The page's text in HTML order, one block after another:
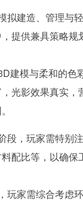
拟建造、管理与
提供兼具策略规
建模与柔和的色
光影效果真实，
段，玩家需特别
配比等，以确保
玩家需综合考虑